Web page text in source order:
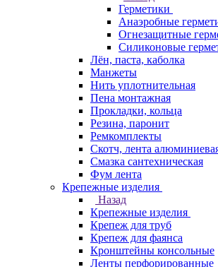
Герметики
Анаэробные
Огнезащитные
Силиконовые
Лён, паста, каболка
Манжеты
Нить уплотнительная
Пена монтажная
Прокладки, кольца
Резина, паронит
Ремкомплекты
Скотч, лента
Смазка сантехническая
Фум лента
Крепежные изделия
Назад
Крепежные изделия
Крепеж для труб
Крепеж для фаянса
Кронштейны консольные
Ленты перфорированные